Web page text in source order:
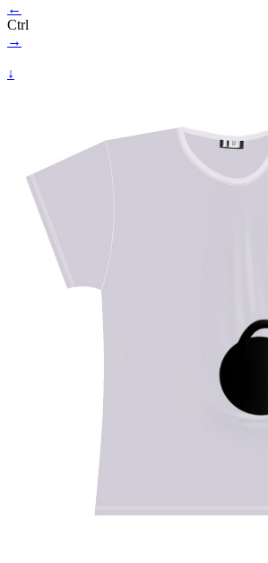
←
Ctrl
→
↓